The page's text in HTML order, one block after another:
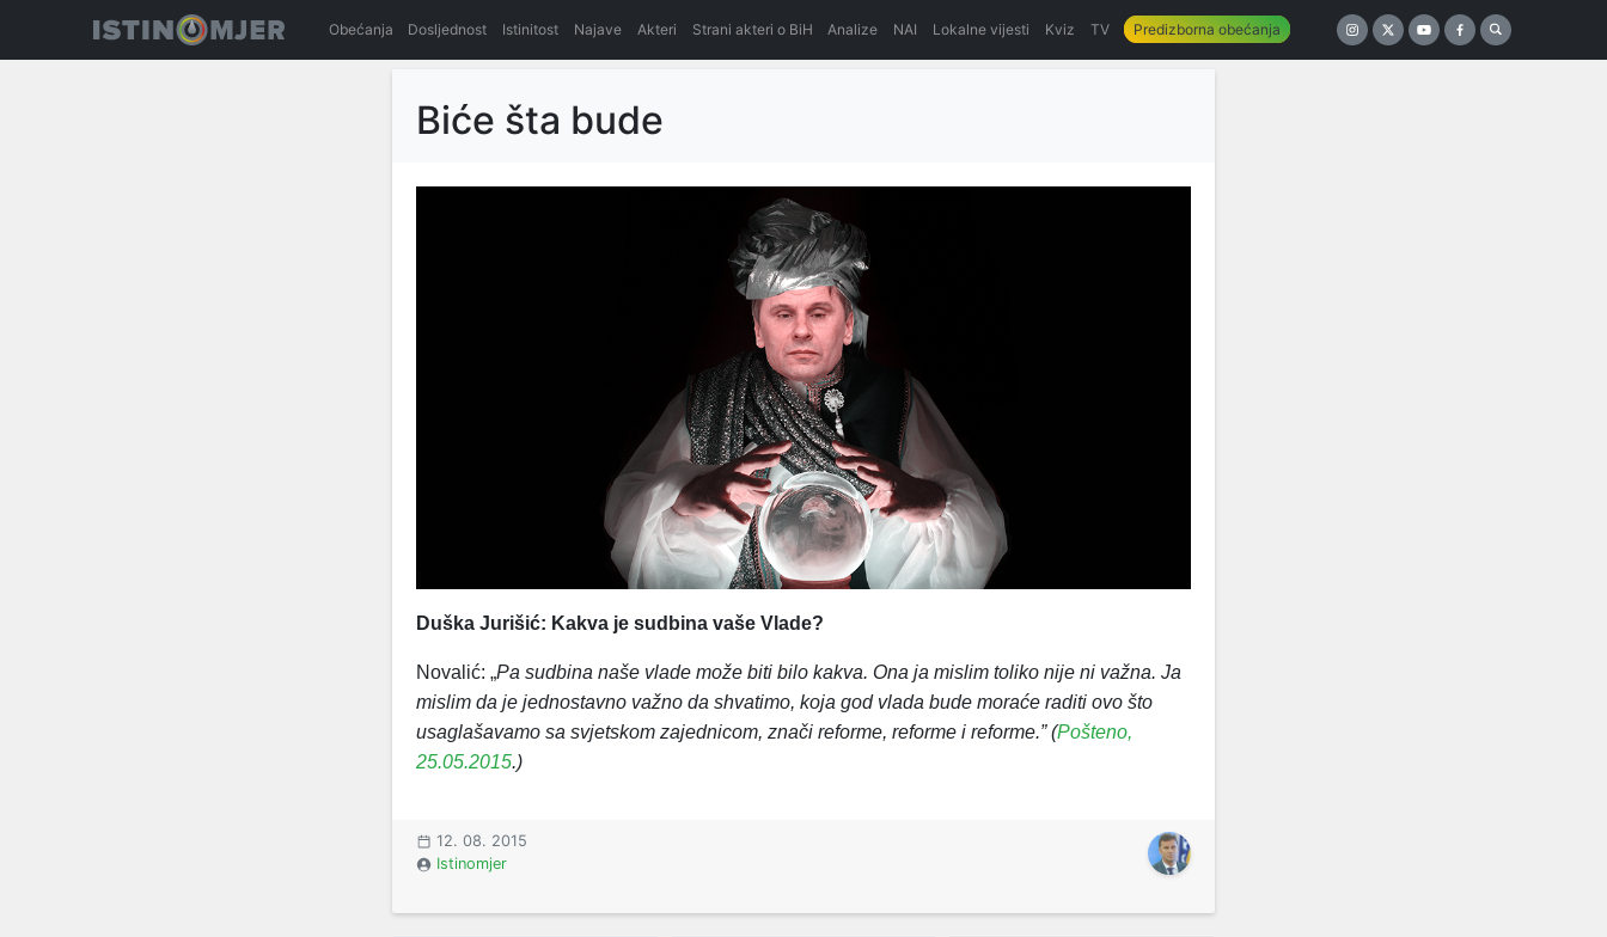
Obećanja Dosljednost Istinitost Najave Akteri Strani akteri o BiH Analize NAI Lokalne vijesti Kviz TV Predizborna obećanja
Biće šta bude
Duška Jurišić: Kakva je sudbina vaše Vlade?
Novalić: „Pa sudbina naše vlade može biti bilo kakva. Ona ja mislim toliko nije ni važna. Ja
mislim da je jednostavno važno da shvatimo, koja god vlada bude moraće raditi ovo što
usaglašavamo sa svjetskom zajednicom, znači reforme, reforme i reforme.” (Pošteno,
25.05.2015.)
12. 08. 2015
Istinomjer